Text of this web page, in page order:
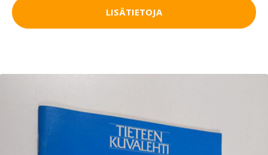
LISÄTIETOJA